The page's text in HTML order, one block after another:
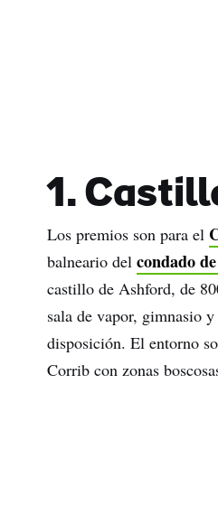
1.
Los premios son para el
balneario del condado
castillo de Ashford, de
sala de vapor, gimnasio
disposición. El entorno
Corrib con zonas